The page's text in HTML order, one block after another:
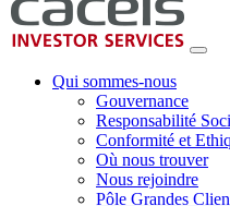
Qui sommes-nous
Gouvernance
Responsabilité
Conformité et
Où nous trouver
Nous rejoindre
Pôle Grandes